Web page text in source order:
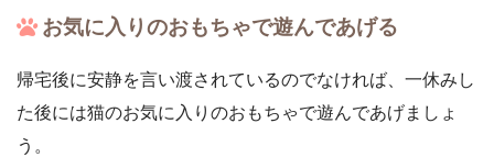
お気に入りのおもちゃで遊んであげる
帰宅後に安静を言い渡されているのでなければ、一休みし
た後には猫のお気に入りのおもちゃで遊んであげましょ
う。